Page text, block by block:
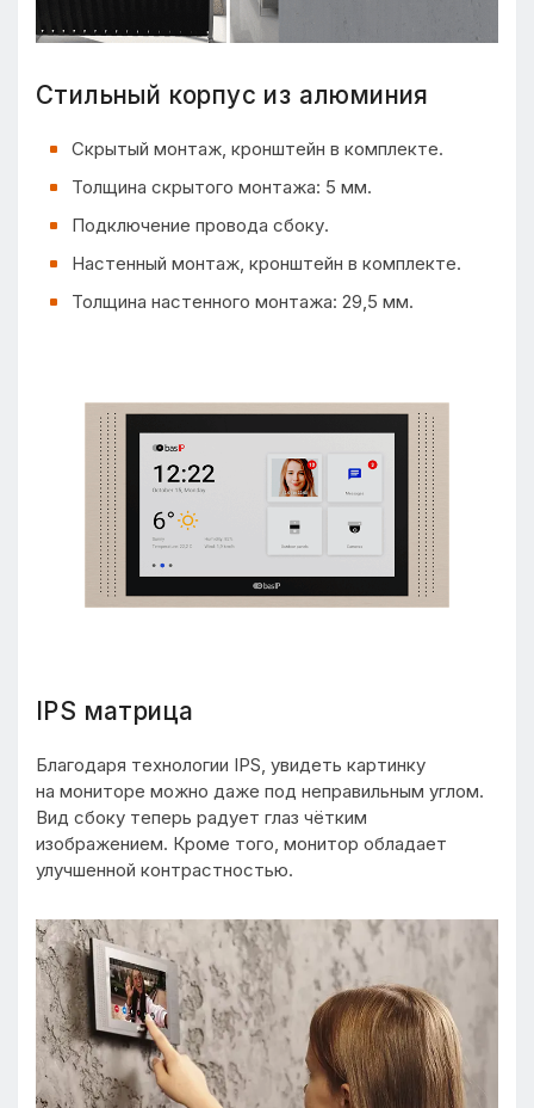
Стильный корпус из алюминия
Скрытый монтаж, кронштейн в комплекте.
Толщина скрытого монтажа: 5 мм.
Подключение провода сбоку.
Настенный монтаж, кронштейн в комплекте.
Толщина настенного монтажа: 29,5 мм.
IPS матрица
Благодаря технологии IPS, увидеть картинку
на мониторе можно даже под неправильным углом.
Вид сбоку теперь радует глаз чётким
изображением. Кроме того, монитор обладает
улучшенной контрастностью.